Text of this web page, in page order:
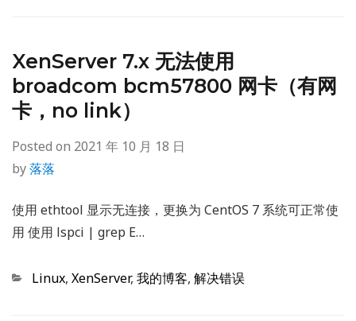
XenServer 7.x 无法使用
broadcom bcm57800 网卡（有网
卡，no link）
Posted on 2021 年 10 月 18 日
by落落
使用 ethtool 显示无连接，更换为 CentOS 7 系统可正常使
用 使用 lspci | grep E…
Categories
Linux, XenServer, 我的博客, 解决错误